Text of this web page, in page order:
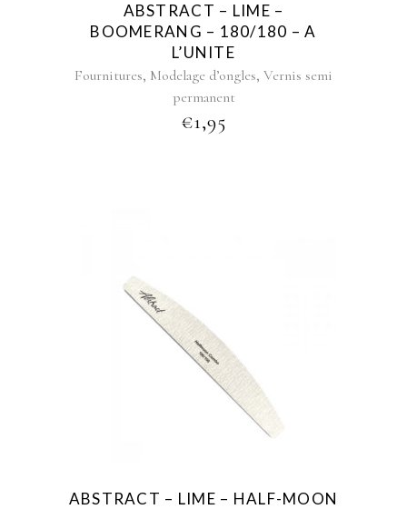
ABSTRACT – LIME –
BOOMERANG – 180/180 – A
L’UNITE
Fournitures, Modelage d’ongles, Vernis semi
permanent
€1,95
ABSTRACT – LIME – HALF-MOON